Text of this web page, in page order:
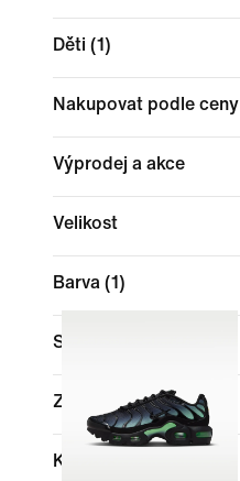
Děti (1)
Nakupovat podle ceny
Výprodej a akce
Velikost
Barva (1)
Sporty
Značka
Kolekce